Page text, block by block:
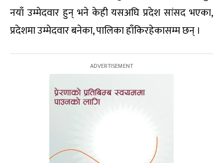
नयाँ उम्मेदवार हुन् भने केही यसअघि प्रदेश सांसद भएका,
प्रदेशमा उम्मेदवार बनेका, पालिका हाँकिरहेकासम्म छन् ।